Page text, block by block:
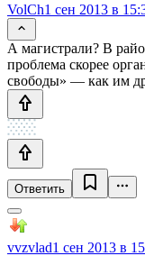
VolCh1 сен 2013 в
А магистрали? В
проблема скорее
свободы» — как им
Ответить
vvzvlad1 сен 2013 в